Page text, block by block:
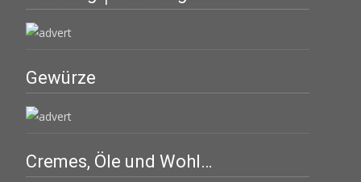
Gewürze
Cremes, Öle und Wohl…